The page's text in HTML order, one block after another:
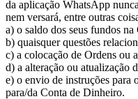
da aplicação WhatsApp
nem versará, entre outras
a) o saldo dos seus fundos
b) quaisquer questões
c) a colocação de Ordens ou
d) a alteração ou atualização
e) o envio de instruções para
para/da Conta de Dinheiro.